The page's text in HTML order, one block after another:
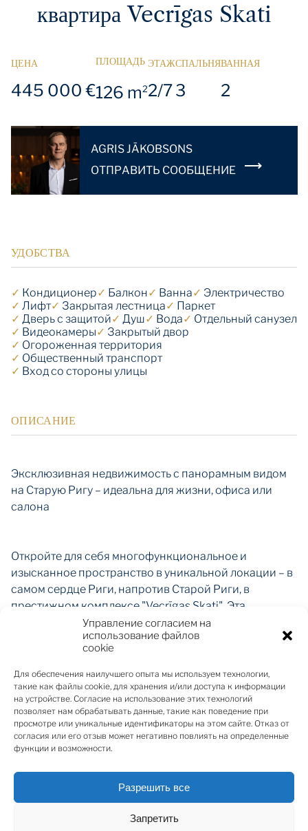
Управление согласием на
использование файлов
cookie
Для обеспечения наилучшего опыта мы используем технологии,
такие как файлы cookie, для хранения и/или доступа к информации
на устройстве. Согласие на использование этих технологий
позволяет нам обрабатывать данные, такие как поведение при
просмотре или уникальные идентификаторы на этом сайте. Отказ от
согласия или его отзыв может негативно повлиять на определенные
функции и возможности.
Разрешить все
Запретить
квартира Vecrīgas Skati
ЦЕНА
445 000 €
ПЛОЩАДЬ
126 m2
ЭТАЖ
2/7
СПАЛЬНЯ
3
ВАННАЯ
2
AGRIS JĀKOBSONS
OТПРАВИТЬ СООБЩЕНИЕ
УДОБСТВА
✓ Кондиционер✓ Балкон✓ Ванна✓ Электричество
✓ Лифт✓ Закрытая лестница✓ Паркет
✓ Дверь с защитой✓ Душ✓ Вода✓ Отдельный санузел
✓ Видеокамеры✓ Закрытый двор
✓ Огороженная территория
✓ Общественный транспорт
✓ Вход со стороны улицы
ОПИСАНИЕ
Эксклюзивная недвижимость с панорамным видом
на Старую Ригу – идеальна для жизни, офиса или
салона
Откройте для себя многофункциональное и
изысканное пространство в уникальной локации – в
самом сердце Риги, напротив Старой Риги, в
престижном комплексе "Vecrīgas Skati". Эта
просторная 4-комнатная квартира занимает весь
второй этаж здания, предлагая как уединение, так и
разнообразные возможности использования.
ПРЕИМУЩЕСТВА недвижимости:
Просторная и функциональная планировка –
полностью готовые к использованию помещения с
высококачественной отделкой и сантехникой.
Две ванных комнаты и гостевой санузел – удобство
как для частного проживания, так и для
коммерческих нужд.
Современные инженерные технологии –
централизованная система кондиционирования